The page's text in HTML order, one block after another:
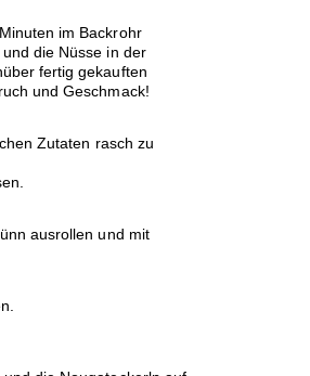
im Backrohr
die Nüsse in der
fertig gekauften
und Geschmack!
Zutaten rasch zu
ausrollen und mit